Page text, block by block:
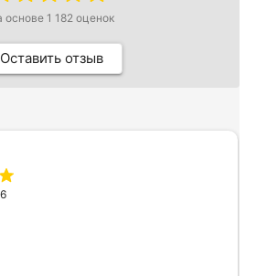
основе 1 182 оценок
Оставить отзыв